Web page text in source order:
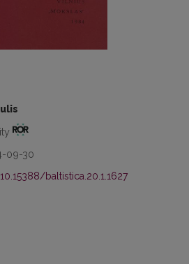
09-30
baltistica.20.1.1627